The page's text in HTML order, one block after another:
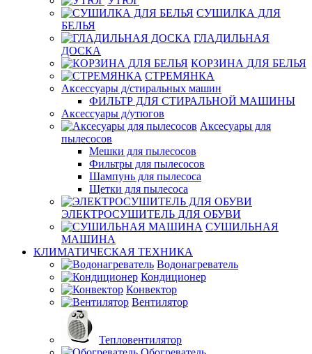
СУШИЛКА ДЛЯ
БЕЛЬЯ
ГЛАДИЛЬНАЯ
ДОСКА
КОРЗИНА ДЛЯ БЕЛЬЯ
СТРЕМЯНКА
Аксессуары д/стиральных машин
ФИЛЬТР ДЛЯ СТИРАЛЬНОЙ МАШИНЫ
Аксессуары д/утюгов
Аксесуары для
пылесосов
Мешки для пылесосов
Фильтры для пылесосов
Шампунь для пылесоса
Щетки для пылесоса
ЭЛЕКТРОСУШИТЕЛЬ ДЛЯ ОБУВИ
СУШИЛЬНАЯ
МАШИНА
КЛИМАТИЧЕСКАЯ ТЕХНИКА
Водонагреватель
Кондиционер
Конвектор
Вентилятор
Тепловентилятор